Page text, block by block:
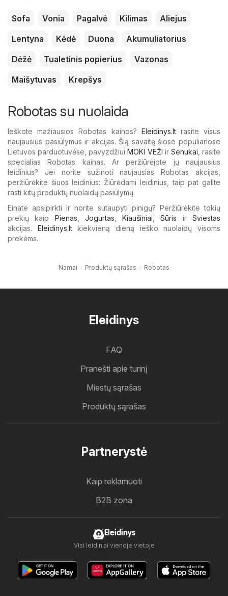
Sofa Vonia Pagalvė Kilimas
Aliejus
Lentyna
Kėdė Duona
Akumuliatorius
Dėžė
Tualetinis popierius
Vazonas
Maišytuvas
Krepšys
Robotas su nuolaida
Ieškote mažiausios Robotas kainos? Eleidinys.ltrasite visus
naujausius pasiūlymus ir akcijas. Šią savaitę šiose populiariose
Lietuvos parduotuvėse, pavyzdžiuiMOKI VEŽI ir Senukai , rasite
specialias Robotas kainas. Ar peržiūrėjote jų naujausius
leidinius? Jei norite sužinoti naujausias Robotas akcijas,
peržiūrėkite šiuos leidinius: Žiūrėdami leidinius, taip pat galite
rasti kitų produktų nuolaidų pasiūlymų.
Einate apsipirkti ir norite sutaupyti pinigų? Peržiūrėkite tokių
prekių kaip Pienas Jogurtas ,Kiaušiniai ,Sūris irSviestas
akcijas. Eleidinys.ltkiekvieną dieną ieško nuolaidų visoms
prekėms.
Namai Produktų sąrašas Robotas
Eleidinys
FAQ
Pranešti apie turinį
Miestų sąrašas
Produktų sąrašas
Partnerystė
Kaip reklamuoti
B2B zona
Eleidinys
Visi leidiniai vienoje vietoje